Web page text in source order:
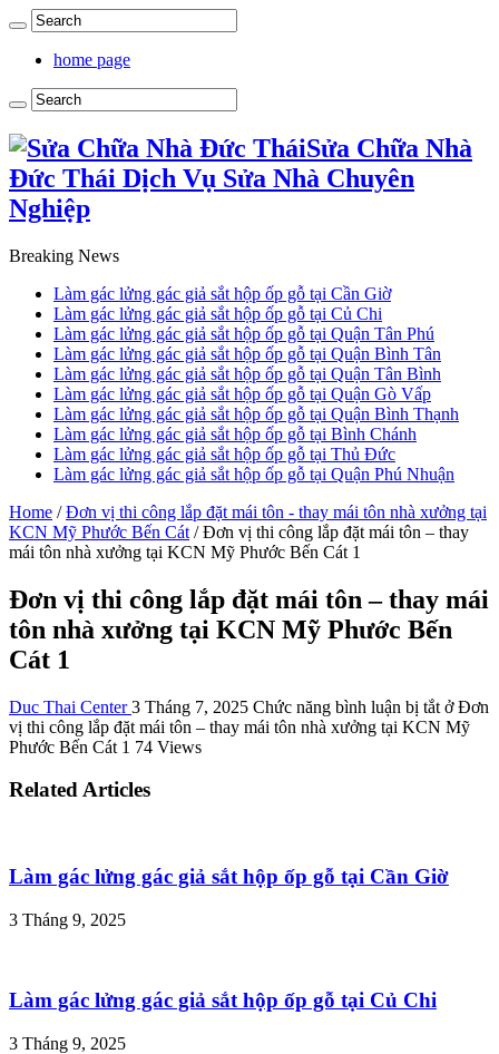
home page
Sửa Chữa Nhà
Đức Thái Dịch Vụ Sửa Nhà Chuyên
Nghiệp
Breaking News
Làm gác lửng gác giả sắt hộp ốp gỗ tại Cần Giờ
Làm gác lửng gác giả sắt hộp ốp gỗ tại Củ Chi
Làm gác lửng gác giả sắt hộp ốp gỗ tại Quận Tân Phú
Làm gác lửng gác giả sắt hộp ốp gỗ tại Quận Bình Tân
Làm gác lửng gác giả sắt hộp ốp gỗ tại Quận Tân Bình
Làm gác lửng gác giả sắt hộp ốp gỗ tại Quận Gò Vấp
Làm gác lửng gác giả sắt hộp ốp gỗ tại Quận Bình Thạnh
Làm gác lửng gác giả sắt hộp ốp gỗ tại Bình Chánh
Làm gác lửng gác giả sắt hộp ốp gỗ tại Thủ Đức
Làm gác lửng gác giả sắt hộp ốp gỗ tại Quận Phú Nhuận
Home / Đơn vị thi công lắp đặt mái tôn - thay mái tôn nhà xưởng tại
KCN Mỹ Phước Bến Cát / Đơn vị thi công lắp đặt mái tôn – thay
mái tôn nhà xưởng tại KCN Mỹ Phước Bến Cát 1
Đơn vị thi công lắp đặt mái tôn – thay mái
tôn nhà xưởng tại KCN Mỹ Phước Bến
Cát 1
Duc Thai Center3 Tháng 7, 2025 Chức năng bình luận bị tắt ở Đơn
vị thi công lắp đặt mái tôn – thay mái tôn nhà xưởng tại KCN Mỹ
Phước Bến Cát 1 74 Views
Related Articles
Làm gác lửng gác giả sắt hộp ốp gỗ tại Cần Giờ
3 Tháng 9, 2025
Làm gác lửng gác giả sắt hộp ốp gỗ tại Củ Chi
3 Tháng 9, 2025